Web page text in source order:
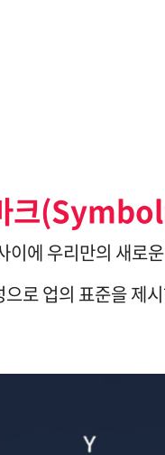
크
이에 우리만의 새로
로 업의 표준을 제